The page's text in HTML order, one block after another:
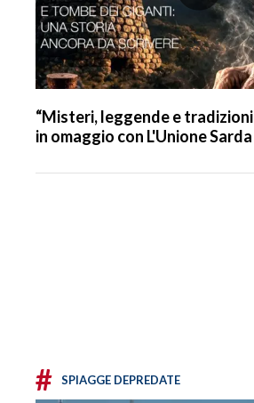
“Misteri, leggende e
in omaggio con L'Unione Sarda
# SPIAGGE DEPREDATE